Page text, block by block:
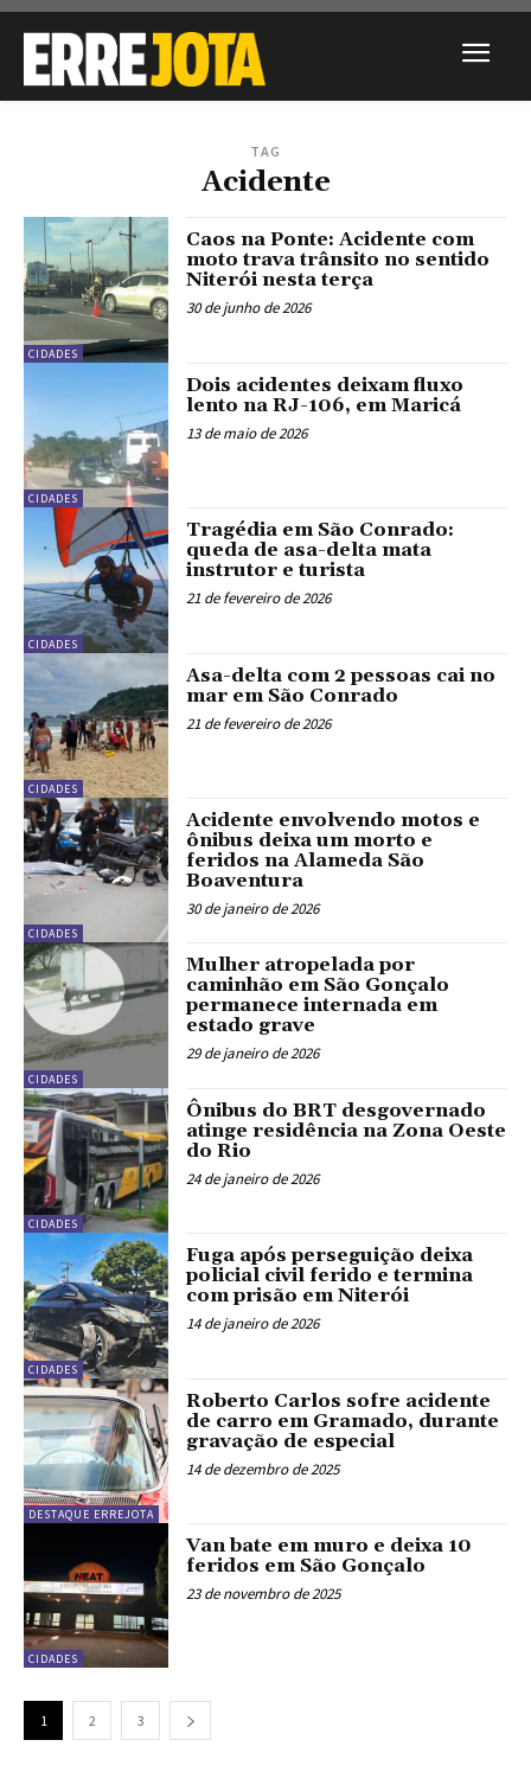
TAG
Acidente
CIDADES
Caos na Ponte: Acidente com
moto trava trânsito no sentido
Niterói nesta terça
30 de junho de 2026
CIDADES
Dois acidentes deixam fluxo
lento na RJ-106, em Maricá
13 de maio de 2026
CIDADES
Tragédia em São Conrado:
queda de asa-delta mata
instrutor e turista
21 de fevereiro de 2026
CIDADES
Asa-delta com 2 pessoas cai no
mar em São Conrado
21 de fevereiro de 2026
CIDADES
Acidente envolvendo motos e
ônibus deixa um morto e
feridos na Alameda São
Boaventura
30 de janeiro de 2026
CIDADES
Mulher atropelada por
caminhão em São Gonçalo
permanece internada em
estado grave
29 de janeiro de 2026
CIDADES
Ônibus do BRT desgovernado
atinge residência na Zona Oeste
do Rio
24 de janeiro de 2026
CIDADES
Fuga após perseguição deixa
policial civil ferido e termina
com prisão em Niterói
14 de janeiro de 2026
DESTAQUE ERREJOTA
Roberto Carlos sofre acidente
de carro em Gramado, durante
gravação de especial
14 de dezembro de 2025
CIDADES
Van bate em muro e deixa 10
feridos em São Gonçalo
23 de novembro de 2025
1 2 3